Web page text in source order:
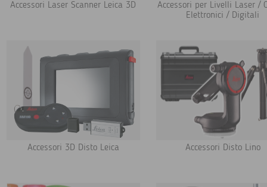
Accessori Laser Scanner Leica 3D
Accessori per Livelli Laser /
Elettronici / Digitali
Accessori 3D Disto Leica Accessori Disto Lino